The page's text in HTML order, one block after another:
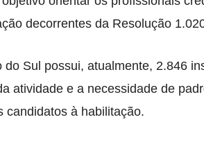
decorrentes da Resolução
Sul possui, atualmente, 2.846
atividade e a necessidade de
candidatos à habilitação.